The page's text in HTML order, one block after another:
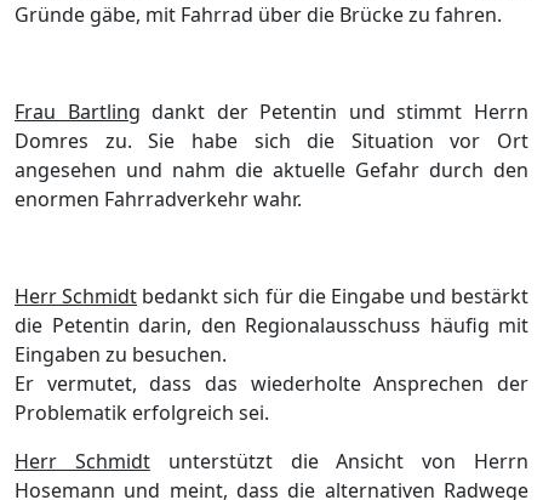
Gründe gäbe, mit Fahrrad über die Brücke zu fahren.
Frau Bartling dankt der Petentin und stimmt Herrn
Domres zu. Sie habe sich die Situation vor Ort
angesehen und nahm die aktuelle Gefahr durch den
enormen Fahrradverkehr wahr.
Herr Schmidt bedankt sich für die Eingabe und bestärkt
die Petentin darin, den Regionalausschuss häufig mit
Eingaben zu besuchen.
Er vermutet, dass das wiederholte Ansprechen der
Problematik erfolgreich sei.
Herr Schmidtunterstützt die Ansicht von Herrn
Hosemann und meint, dass die alternativen Radwege